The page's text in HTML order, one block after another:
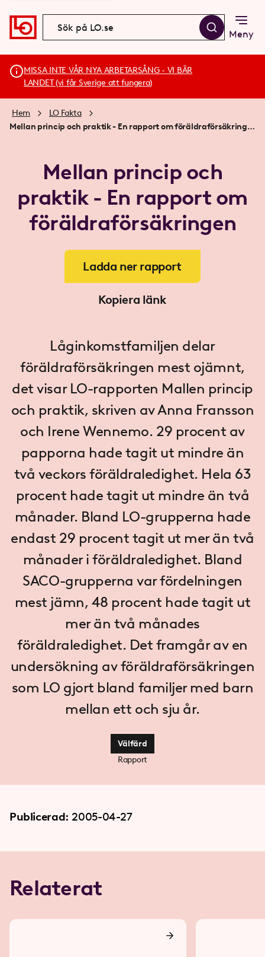
Meny
MISSA INTE VÅR NYA ARBETARSÅNG - VI BÄR
LANDET (vi får Sverige att fungera)
Hem
LO Fakta
Mellan princip och praktik - En rapport om föräldraförsäkringen
Mellan princip och
praktik - En rapport om
föräldraförsäkringen
Ladda ner rapport
Kopiera länk
Låginkomstfamiljen delar
föräldraförsäkringen mest ojämnt,
det visar LO-rapporten Mallen princip
och praktik, skriven av Anna Fransson
och Irene Wennemo. 29 procent av
papporna hade tagit ut mindre än
två veckors föräldraledighet. Hela 63
procent hade tagit ut mindre än två
månader. Bland LO-grupperna hade
endast 29 procent tagit ut mer än två
månader i föräldraledighet. Bland
SACO-grupperna var fördelningen
mest jämn, 48 procent hade tagit ut
mer än två månades
föräldraledighet. Det framgår av en
undersökning av föräldraförsäkringen
som LO gjort bland familjer med barn
mellan ett och sju år.
Välfärd
Rapport
Publicerad: 2005-04-27
Relaterat